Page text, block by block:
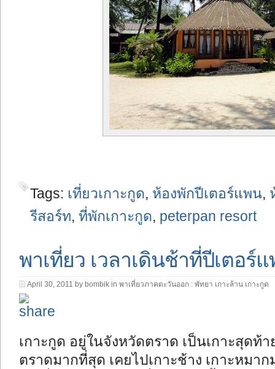
Tags: เที่ยวเกาะกูด, ห้องพักปีเตอร์แพน,
รีสอร์ท, ที่พักเกาะกูด, peterpan resort
พาเที่ยว เวลาเดินช้าที่ปีเตอร์
April 30, 2011 by bombik in พาเที่ยวภาคตะวันออก : พัทยา เกาะล้าน เกาะกูด
เกาะกูด อยู่ในจังหวัดตราด เป็นเกาะสุดท้
ตราดมากที่สุด เคยไปเกาะช้าง เกาะหม